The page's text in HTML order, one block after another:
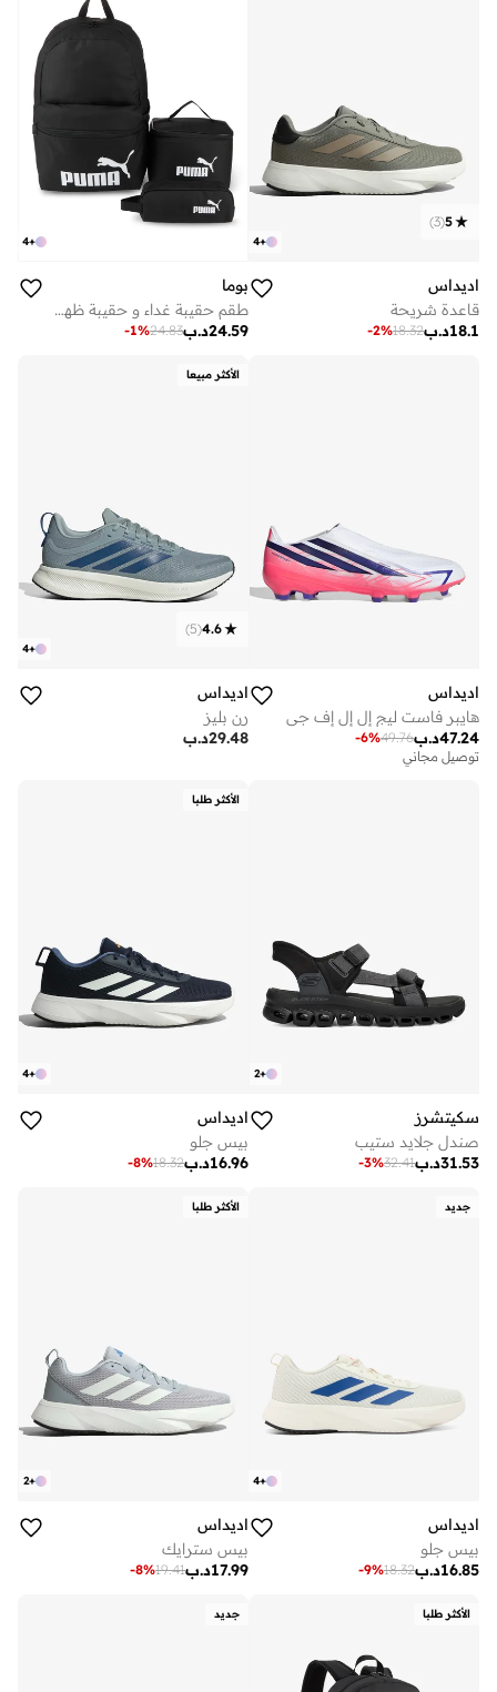
+
4
5
(
3
)
اديداس
قاعدة شريحة
د.ب18.1
18.32
-2%
+
4
بوما
طقم حقيبة غداء و حقيبة ظهر بي تي اس
د.ب24.59
24.83
-1%
اديداس
هايبر فاست ليج إل إل إف جي
د.ب47.24
49.76
-6%
توصيل مجاني
الأكثر مبيعا
+
4
4.6
(
5
)
اديداس
رن بليز
د.ب29.48
+
2
سكيتشرز
صندل جلايد ستيب
د.ب31.53
32.41
-3%
الأكثر طلبا
+
4
اديداس
بيس جلو
د.ب16.96
18.32
-8%
جديد
+
4
اديداس
بيس جلو
د.ب16.85
18.32
-9%
الأكثر طلبا
+
2
اديداس
بيس سترايك
د.ب17.99
19.41
-8%
الأكثر طلبا جديد